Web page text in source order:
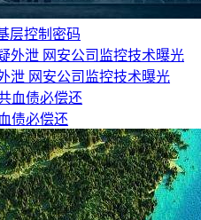
层控制密码
泄 网安公司监控技术曝光
债必偿还